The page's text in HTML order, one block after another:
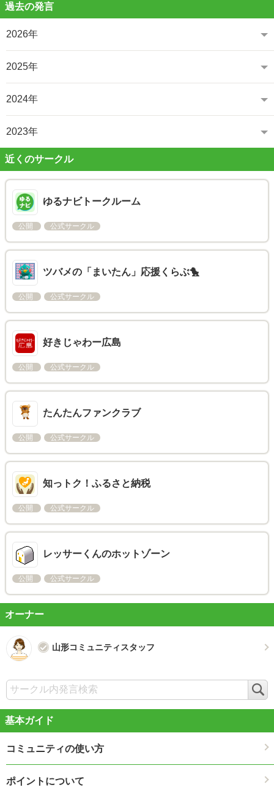
過去の発言
2026年
2025年
2024年
2023年
近くのサークル
ゆるナビトークルーム
公開 公式サークル
ツバメの「まいたん」応援くらぶ🐤
公開 公式サークル
好きじゃわー広島
公開 公式サークル
たんたんファンクラブ
公開 公式サークル
知っトク！ふるさと納税
公開 公式サークル
レッサーくんのホットゾーン
公開 公式サークル
オーナー
山形コミュニティスタッフ
索
基本ガイド
コミュニティの使い方
ポイントについて